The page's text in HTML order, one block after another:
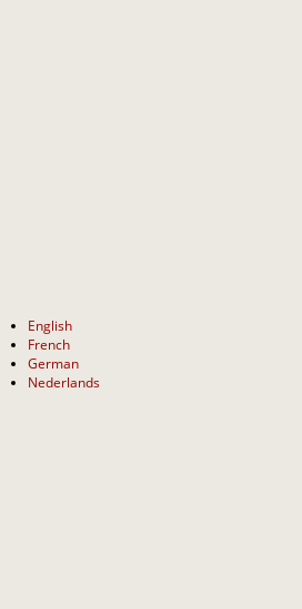
English
French
German
Nederlands